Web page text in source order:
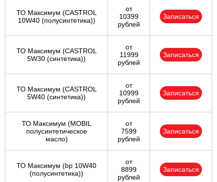
ТО Максимум (CASTROL
10W40 (полусинтетика))
от
10399
рублей
Записаться
ТО Максимум (CASTROL
5W30 (синтетика))
от
11999
рублей
Записаться
ТО Максимум (CASTROL
5W40 (синтетика))
от
10999
рублей
Записаться
ТО Максимум (MOBIL
полуcинтетическое
масло)
от
7599
рублей
Записаться
ТО Максимум (bp 10W40
(полусинтетика))
от
8899
рублей
Записаться